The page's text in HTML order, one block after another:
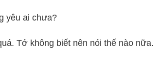
yêu ai chưa?
Tớ không biết nên nói thế nào nữa.